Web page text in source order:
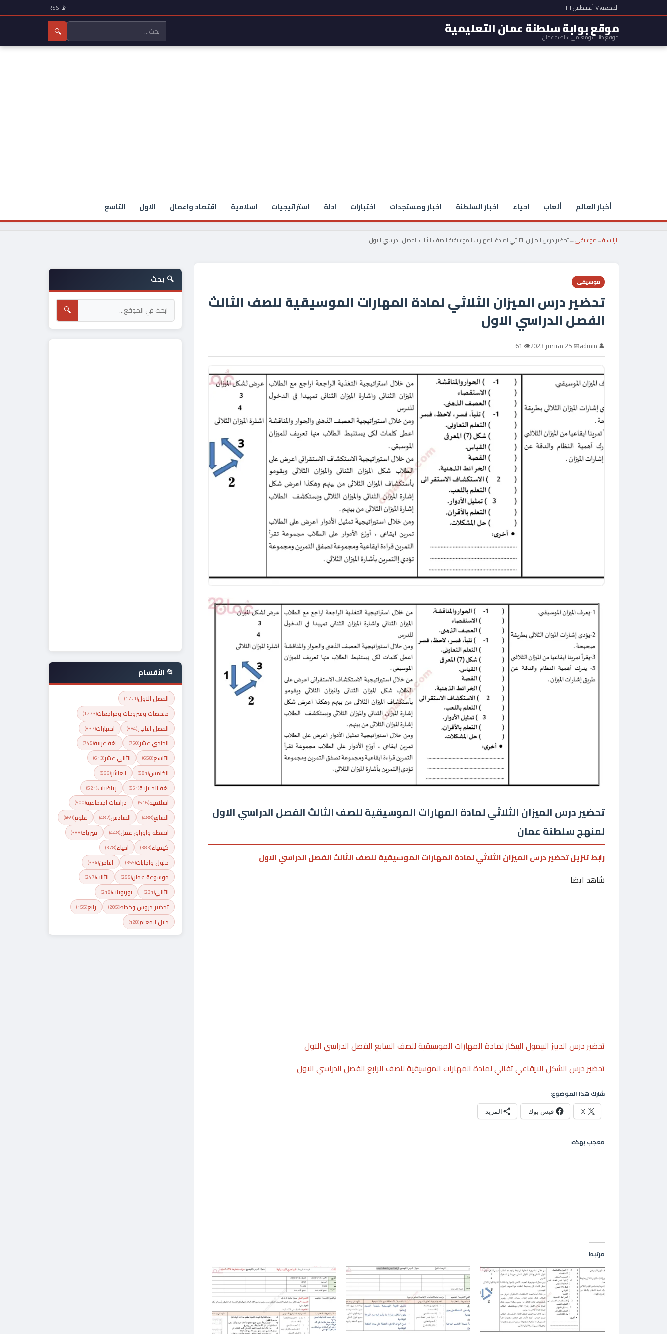
الجمعة، ٧ أغسطس ٢٠٢٦ 📡 RSS
موقع بوابة سلطنة عمان التعليمية
موقع طلاب ومعلمي سلطنة عمان
🔍
أخبار العالم ألعاب احياء اخبار السلطنة اخبار ومستجدات اختبارات ادلة استراتيجيات اسلامية اقتصاد واعمال الاول التاسع
الرئيسية←موسيقى←تحضير درس الميزان الثلاثي لمادة المهارات الموسيقية للصف الثالث الفصل الدراسي الاول
موسيقى
تحضير درس الميزان الثلاثي لمادة المهارات الموسيقية للصف الثالث
الفصل الدراسي الاول
👤 admin 📅 25 سبتمبر 2023 👁 61
تحضير درس الميزان الثلاثي لمادة المهارات الموسيقية للصف الثالث الفصل الدراسي الاول
لمنهج سلطنة عمان
رابط تنزيل تحضير درس الميزان الثلاثي لمادة المهارات الموسيقية للصف الثالث الفصل الدراسي الاول
شاهد ايضا
تحضير درس الدييز البيمول البيكار لمادة المهارات الموسيقية للصف السابع الفصل الدراسي الاول
تحضير درس الشكل الايقاعي تفاني لمادة المهارات الموسيقية للصف الرابع الفصل الدراسي الاول
شارك هذا الموضوع:
X فيس بوك المزيد
معجب بهذه:
مرتبط
🔍 بحث
🔍
📂 الأقسام
الفصل الاول(1721)
ملخصات وشروحات ومراجعات(1273)
الفصل الثاني(884) اختبارات(837)
الحادي عشر(750) لغة عربية(745)
التاسع(658) الثاني عشر(613)
الخامس(581) العاشر(566)
لغة انجليزية(551) رياضيات(521)
اسلامية(516) دراسات اجتماعية(500)
السابع(488) السادس(482) علوم(469)
انشطة واوراق عمل(448) فيزياء(388)
كيمياء(383) احياء(378)
حلول واجابات(355) الثامن(334)
موسوعة عمان(255) الثالث(247)
الثاني(231) بوربوينت(218)
تحضير دروس وخطط(205) رابع(155)
دليل المعلم(128)